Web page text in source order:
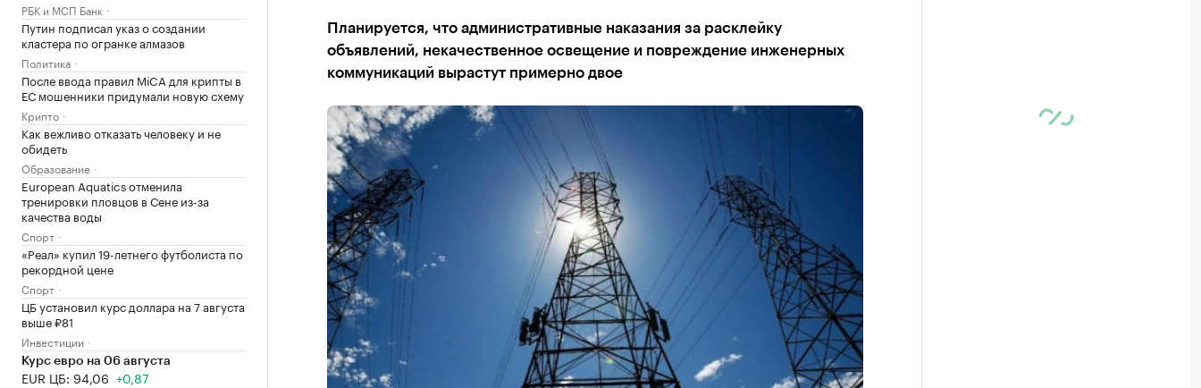
РБК и МСП Банк
Путин подписал указ о создании
кластера по огранке алмазов
Политика
После ввода правил MiCA для крипты в
ЕС мошенники придумали новую схему
Крипто
Как вежливо отказать человеку и не
обидеть
Образование
European Aquatics отменила
тренировки пловцов в Сене из-за
качества воды
Спорт
«Реал» купил 19-летнего футболиста по
рекордной цене
Спорт
ЦБ установил курс доллара на 7 августа
выше ₽81
Инвестиции
Курс евро на 06 августа
EUR ЦБ: 94,06 +0,87
Планируется, что административные наказания за расклейку
объявлений, некачественное освещение и повреждение инженерных
коммуникаций вырастут примерно двое